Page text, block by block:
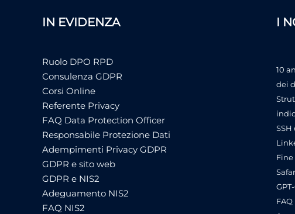
IN EVIDENZA
Ruolo DPO RPD
Consulenza GDPR
Corsi Online
Referente Privacy
FAQ Data Protection Officer
Responsabile Protezione Dati
Adempimenti Privacy GDPR
GDPR e sito web
GDPR e NIS2
Adeguamento NIS2
FAQ NIS2
I
10
dei
Fine
FAQ